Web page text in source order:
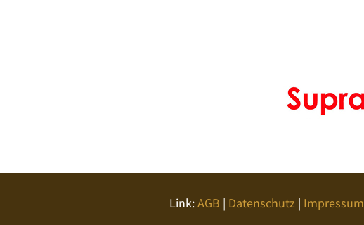
Link:AGB | Datenschutz | Impressum